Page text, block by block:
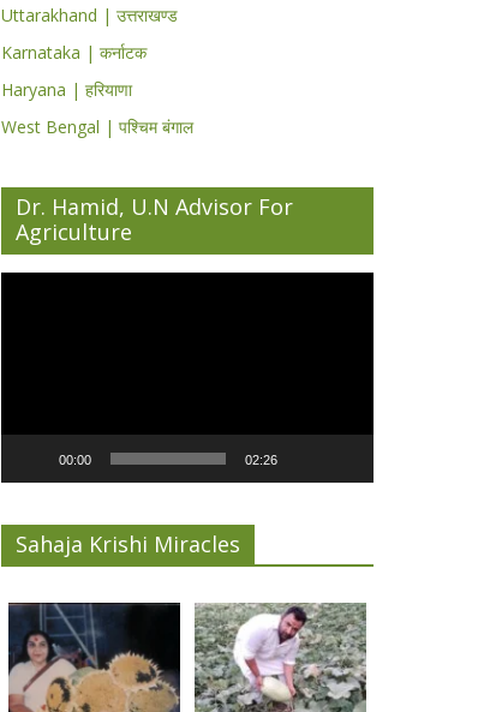
Uttarakhand | उत्तराखण्ड
Karnataka | कर्नाटक
Haryana | हरियाणा
West Bengal | पश्चिम बंगाल
Dr. Hamid, U.N Advisor For
Agriculture
00:00 02:26
Sahaja Krishi Miracles